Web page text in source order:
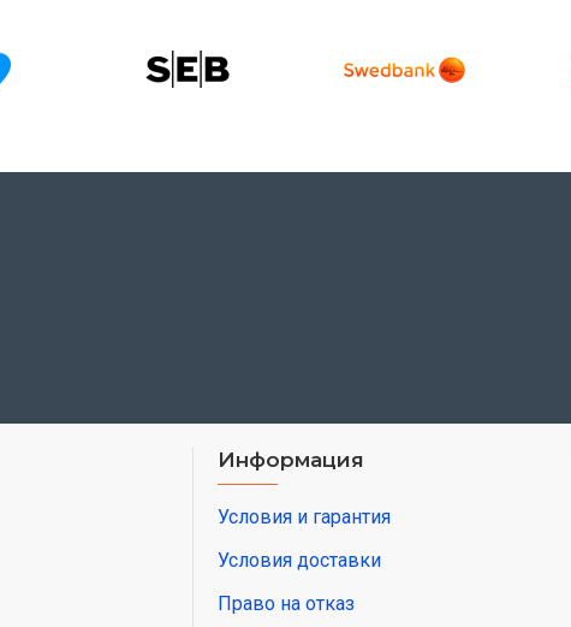
Информация
Условия и гарантия
Условия доставки
Право на отказ